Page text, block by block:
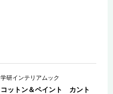
学研インテリアムック
コットン＆ペイント カント